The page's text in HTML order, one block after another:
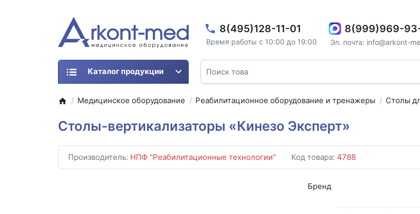
8(495)128-11-01
Время работы с 10:00 до 19:00
8(999)969-
Эл. почта: info@arkont-
Каталог продукции
Медицинское оборудование Реабилитационное оборудование и тренажеры Столы
Столы-вертикализаторы «Кинезо Эксперт»
Производитель: НПФ "Реабилитационные технологии" Код товара: 4788
Бренд